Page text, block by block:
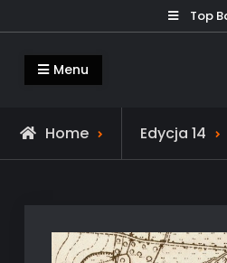
to
content
Top
RYŚ – Nocny Rajd
Oficjalna Strona Nocnego
Menu
Home Edycja 14